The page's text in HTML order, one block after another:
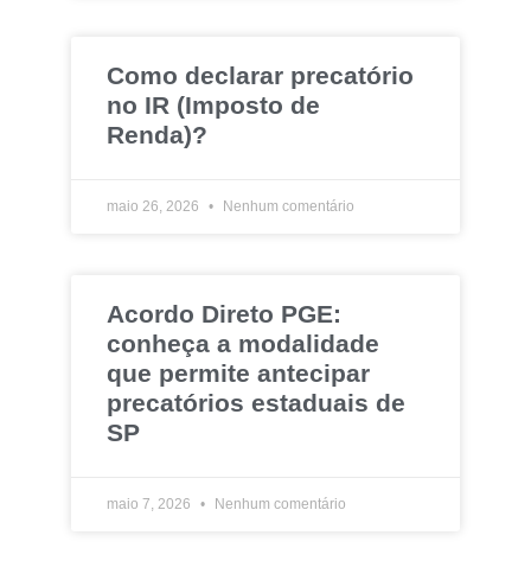
Como declarar precatório
no IR (Imposto de
Renda)?
maio 26, 2026 Nenhum comentário
Acordo Direto PGE:
conheça a modalidade
que permite antecipar
precatórios estaduais de
SP
maio 7, 2026 Nenhum comentário